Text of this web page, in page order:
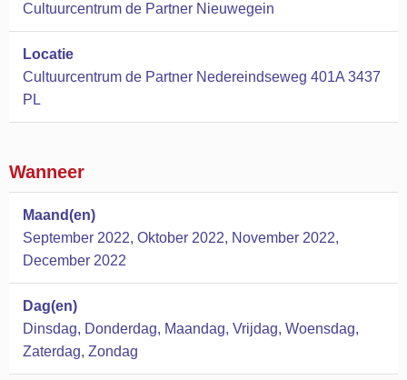
Cultuurcentrum de Partner Nieuwegein
Locatie
Cultuurcentrum de Partner Nedereindseweg 401A 3437
PL
Wanneer
Maand(en)
September 2022, Oktober 2022, November 2022,
December 2022
Dag(en)
Dinsdag, Donderdag, Maandag, Vrijdag, Woensdag,
Zaterdag, Zondag